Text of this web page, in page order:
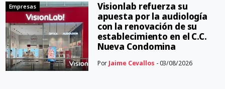
Empresas
Visionlab refuerza su
apuesta por la audiología
con la renovación de su
establecimiento en el C.C.
Nueva Condomina
Por Jaime Cevallos - 03/08/2026